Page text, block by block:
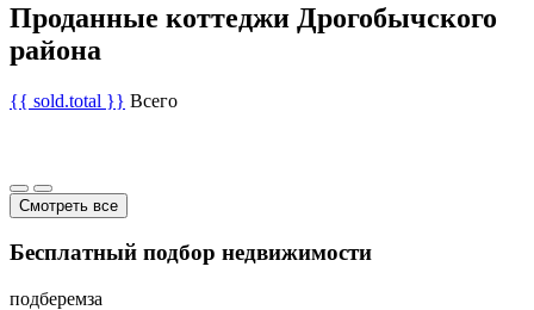
Проданные коттеджи Дрогобычского
района
{{ sold.total }} Всего
Смотреть все
Бесплатный подбор недвижимости
подберемза